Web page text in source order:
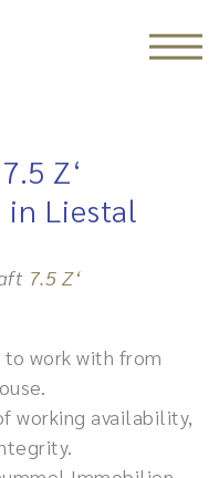
Z‘
Liestal
7.5 Z‘
to work with from
working availability,